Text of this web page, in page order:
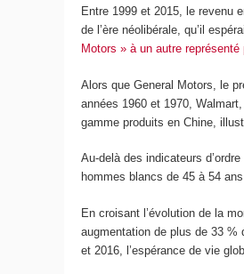
Entre 1999 et 2015, le revenu
de l’ère néolibérale, qu’il
Motors » à un autre
Alors que General Motors, le
années 1960 et 1970,
gamme produits en Chine,
Au-delà des indicateurs
hommes blancs de 45 à 54
En croisant l’évolution de la
augmentation de plus de 33 %
et 2016, l’espérance de vie